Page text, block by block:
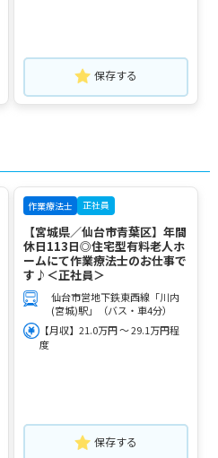
保存する
作業療法士 正社員
【宮城県／仙台市青葉区】年間
休日113日◎住宅型有料老人ホ
ームにて作業療法士のお仕事で
す♪＜正社員＞
仙台市営地下鉄東西線「川内
(宮城)駅」（バス・車4分）
【月収】21.0万円 ～ 29.1万円程
度
保存する